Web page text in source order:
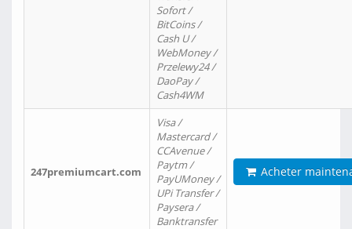
Sofort /
BitCoins /
Cash U /
WebMoney /
Przelewy24 /
DaoPay /
Cash4WM
247premiumcart.com
Visa /
Mastercard /
CCAvenue /
Paytm /
PayUMoney /
UPi Transfer /
Paysera /
Banktransfer
Acheter